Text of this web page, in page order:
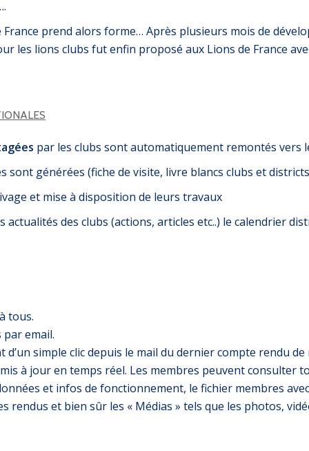
France prend alors forme… Après plusieurs mois de
les lions clubs fut enfin proposé aux Lions de France
par les clubs sont automatiquement remontés vers
générées (fiche de visite, livre blancs clubs et
et mise à disposition de leurs travaux
des clubs (actions, articles etc..) le calendrier
tous.
email.
simple clic depuis le mail du dernier compte rendu
à jour en temps réel. Les membres peuvent consulter
et infos de fonctionnement, le fichier membres
rendus et bien sûr les « Médias » tels que les photos,